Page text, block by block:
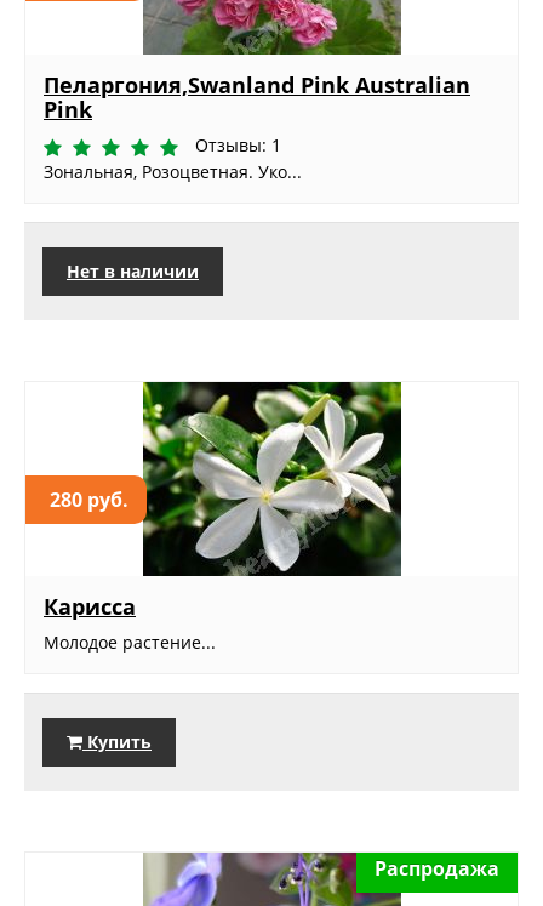
Пеларгония,Swanland Pink Australian
Pink
Отзывы: 1
Зональная, Розоцветная. Уко...
Нет в наличии
280 руб.
Карисса
Молодое растение...
Купить
Распродажа